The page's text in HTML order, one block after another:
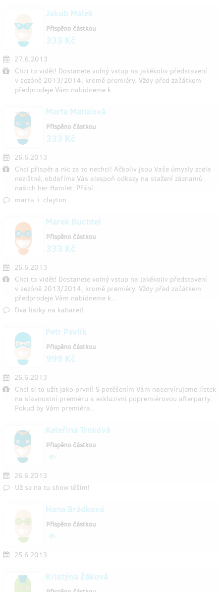
Jakub Málek
27.6.2013
Chci to vidět! Dostanete volný vstup na jakékoliv představení
v sezóně 2013/2014, kromě premiéry. Vždy před začátkem
předprodeje Vám nabídneme k…
Přispěno částkou
333 Kč
Marta Matulová
26.6.2013
Chci přispět a nic za to nechci! Ačkoliv jsou Vaše úmysly zcela
nezištné, obdaříme Vás alespoň odkazy na stažení záznamů
našich her Hamlet: Přání…
marta + clayton
Přispěno částkou
333 Kč
Marek Buchtel
26.6.2013
Chci to vidět! Dostanete volný vstup na jakékoliv představení
v sezóně 2013/2014, kromě premiéry. Vždy před začátkem
předprodeje Vám nabídneme k…
Dva lístky na kabaret!
Přispěno částkou
333 Kč
Petr Pavlík
26.6.2013
Chci si to užít jako první! S potěšením Vám naservírujeme lístek
na slavnostní premiéru a exkluzivní popremiérovou afterparty.
Pokud by Vám premiéra…
Přispěno částkou
999 Kč
Kateřina Trnková
26.6.2013
Už se na tu show těším!
Přispěno částkou
Hana Brádková
25.6.2013
Přispěno částkou
Kristýna Žáková